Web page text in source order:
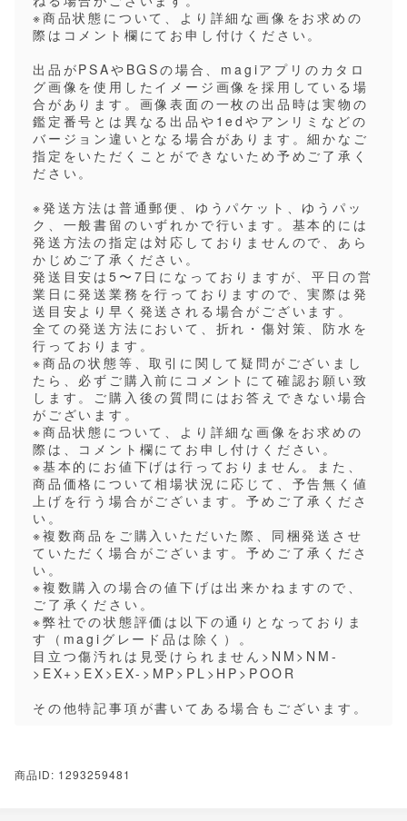
※商品状態について、より詳細な画像をお求めの
際はコメント欄にてお申し付けください。
出品がPSAやBGSの場合、magiアプリのカタロ
グ画像を使用したイメージ画像を採用している場
合があります。画像表面の一枚の出品時は実物の
鑑定番号とは異なる出品や1edやアンリミなどの
バージョン違いとなる場合があります。細かなご
指定をいただくことができないため予めご了承く
ださい。
※発送方法は普通郵便、ゆうパケット、ゆうパッ
ク、一般書留のいずれかで行います。基本的には
発送方法の指定は対応しておりませんので、あら
かじめご了承ください。
発送目安は5〜7日になっておりますが、平日の営
業日に発送業務を行っておりますので、実際は発
送目安より早く発送される場合がございます。
全ての発送方法において、折れ・傷対策、防水を
行っております。
※商品の状態等、取引に関して疑問がございまし
たら、必ずご購入前にコメントにて確認お願い致
します。ご購入後の質問にはお答えできない場合
がございます。
※商品状態について、より詳細な画像をお求めの
際は、コメント欄にてお申し付けください。
※基本的にお値下げは行っておりません。また、
商品価格について相場状況に応じて、予告無く値
上げを行う場合がございます。予めご了承くださ
い。
※複数商品をご購入いただいた際、同梱発送させ
ていただく場合がございます。予めご了承くださ
い。
※複数購入の場合の値下げは出来かねますので、
ご了承ください。
※弊社での状態評価は以下の通りとなっておりま
す（magiグレード品は除く）。
目立つ傷汚れは見受けられません>NM>NM-
>EX+>EX>EX->MP>PL>HP>POOR
その他特記事項が書いてある場合もございます。
商品ID: 1293259481